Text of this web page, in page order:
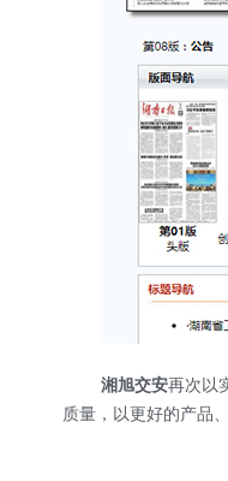
湘旭交安再次以
质量，以更好的产品